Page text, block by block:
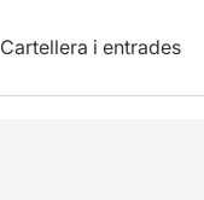
Cartellera i entrades
Opinions Articles